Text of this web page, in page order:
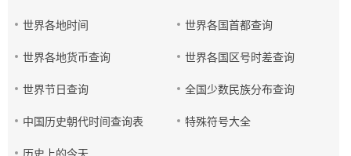
世界各地时间 世界各国首都查询
世界各地货币查询 世界各国区号时差查询
世界节日查询 全国少数民族分布查询
中国历史朝代时间查询表 特殊符号大全